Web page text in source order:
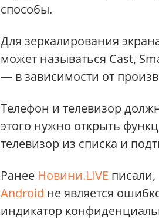
способы.
Для зеркалирования
может называться Cast,
— в зависимости от
Телефон и телевизор
этого нужно открыть
телевизор из списка и
Ранее Новини.LIVE писали,
Android не является
индикатор